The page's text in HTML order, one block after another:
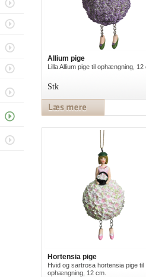
Allium pige
Lilla Allium pige til ophængning, 12
Stk
Hortensia pige
Hvid og sartrosa hortensia pige til
ophængning, 12 cm.